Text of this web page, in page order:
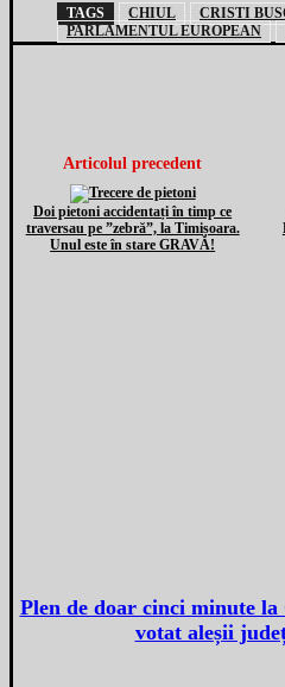
TAGS CHIUL CRISTI
PARLAMENTUL EUROPEAN
Articolul precedent
Doi pietoni accidentați în timp ce
traversau pe ”zebră”, la Timișoara.
Unul este în stare GRAVĂ!
Plen de doar cinci minute
votat aleșii